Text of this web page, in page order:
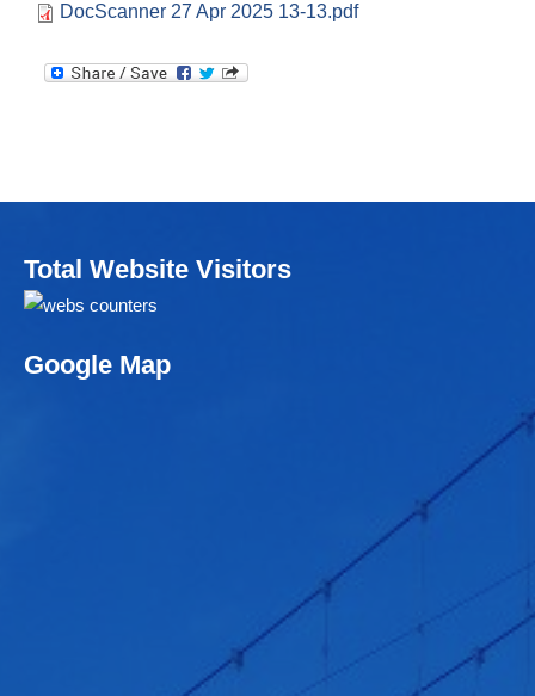
DocScanner 27 Apr 2025 13-13.pdf
Total Website Visitors
Google Map